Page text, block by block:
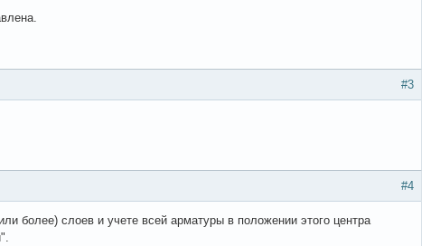
#3
#4
более) слоев и учете всей арматуры в положении этого центра